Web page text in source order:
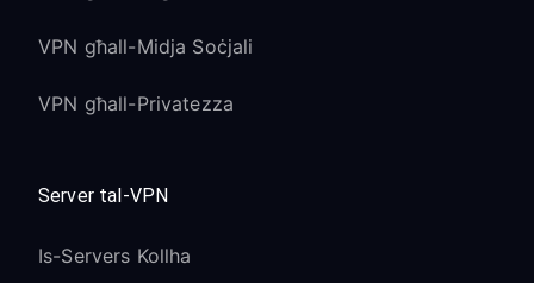
VPN għall-Midja Soċjali
VPN għall-Privatezza
Server tal-VPN
Is-Servers Kollha